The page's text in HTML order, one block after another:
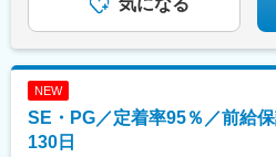
を～
NEW
SE・PG／定着率95％／前給
130日